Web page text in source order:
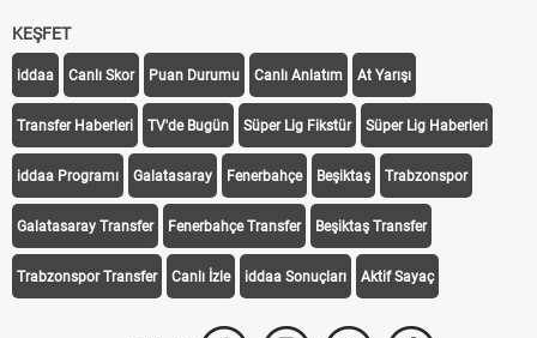
KEŞFET
iddaa Canlı Skor Puan Durumu Canlı Anlatım At Yarışı
Transfer Haberleri TV'de Bugün Süper Lig Fikstür Süper Lig Haberleri
iddaa Programı Galatasaray Fenerbahçe Beşiktaş Trabzonspor
Galatasaray Transfer Fenerbahçe Transfer Beşiktaş Transfer
Trabzonspor Transfer Canlı İzle iddaa Sonuçları Aktif Sayaç